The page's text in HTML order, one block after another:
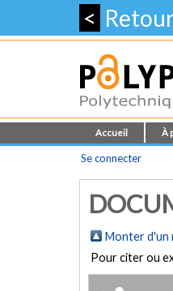
<
Accueil À
Se connecter
Monter d'un
Pour citer ou